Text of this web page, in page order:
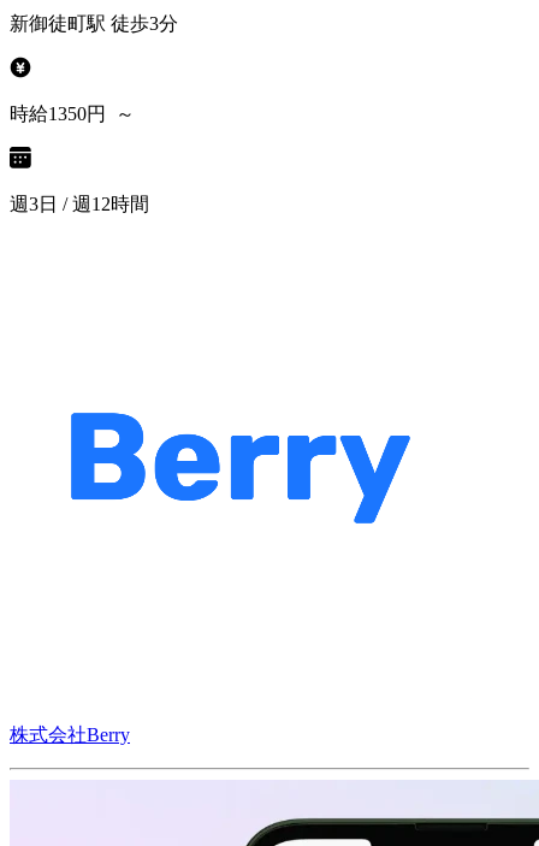
新御徒町駅 徒歩3分
時給1350円 ～
週3日 / 週12時間
株式会社Berry